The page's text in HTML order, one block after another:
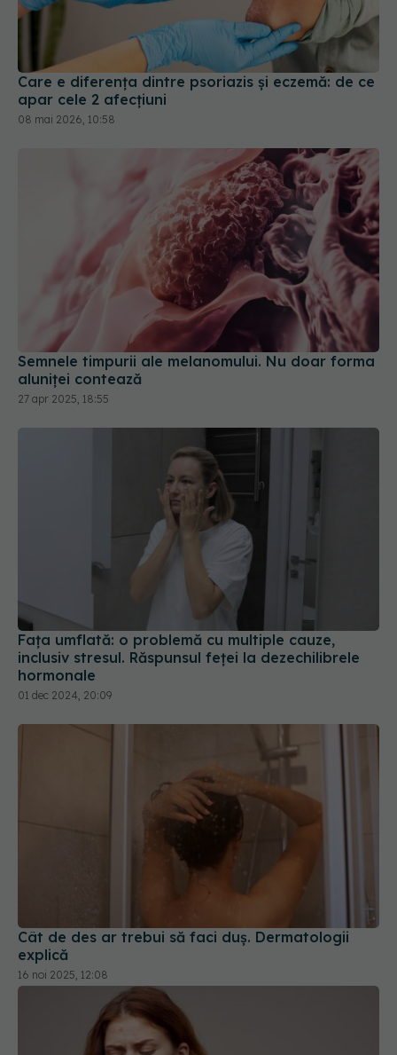
Care e diferența dintre psoriazis și eczemă: de ce
apar cele 2 afecțiuni
08 mai 2026, 10:58
Semnele timpurii ale melanomului. Nu doar forma
aluniței contează
27 apr 2025, 18:55
Fața umflată: o problemă cu multiple cauze,
inclusiv stresul. Răspunsul feței la dezechilibrele
hormonale
01 dec 2024, 20:09
Cât de des ar trebui să faci duș. Dermatologii
explică
16 noi 2025, 12:08